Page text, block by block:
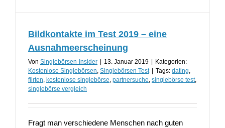
Bildkontakte im Test 2019 – eine
Ausnahmeerscheinung
Von Singlebörsen-Insider | 13. Januar 2019 | Kategorien:
Kostenlose Singlebörsen Singlebörsen Test | Tags: dating
flirten kostenlose singlebörse partnersuche singlebörse test,
singlebörse vergleich
Fragt man verschiedene Menschen nach guten